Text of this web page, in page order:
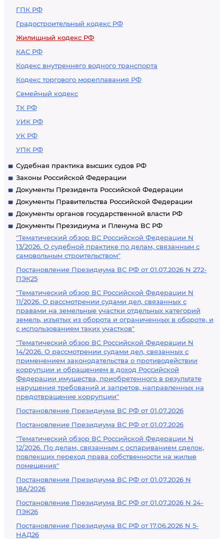
ГПК РФ
Градостроительный кодекс РФ
Жилищный кодекс РФ
КАС РФ
Кодекс внутреннего водного транспорта
Кодекс торгового мореплавания РФ
Семейный кодекс
ТК РФ
УИК РФ
УК РФ
УПК РФ
Судебная практика высших судов РФ
Законы Российской Федерации
Документы Президента Российской Федерации
Документы Правительства Российской Федерации
Документы органов государственной власти РФ
Документы Президиума и Пленума ВС РФ
"Тематический обзор ВС Российской Федерации N
13/2026. О судебной практике по делам, связанным с
самовольным строительством"
Постановление Президиума ВС РФ от 01.07.2026 N 272-
ПЭК25
"Тематический обзор ВС Российской Федерации N
11/2026. О рассмотрении судами дел, связанных с
правами на земельные участки отдельных категорий
земель, изъятых из оборота и ограниченных в обороте, и
с использованием таких участков"
"Тематический обзор ВС Российской Федерации N
14/2026. О рассмотрении судами дел, связанных с
применением законодательства о противодействии
коррупции и обращением в доход Российской
Федерации имущества, приобретенного в результате
нарушения требований и запретов, направленных на
предотвращение коррупции"
Постановление Президиума ВС РФ от 01.07.2026
Постановление Президиума ВС РФ от 01.07.2026
"Тематический обзор ВС Российской Федерации N
12/2026. По делам, связанным с оспариванием сделок,
повлекших переход права собственности на жилые
помещения"
Постановление Президиума ВС РФ от 01.07.2026 N
18А/2026
Постановление Президиума ВС РФ от 01.07.2026 N 24-
ПЭК26
Постановление Президиума ВС РФ от 17.06.2026 N 5-
НАД26